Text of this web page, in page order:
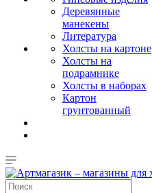
Деревянные
манекены
Литература
Холсты на картоне
Холсты на
подрамнике
Холсты в наборах
Картон
грунтованный